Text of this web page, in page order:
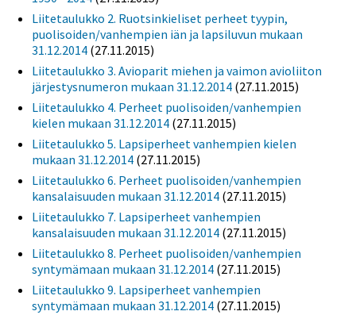
Liitetaulukko 2. Ruotsinkieliset perheet tyypin,
puolisoiden/vanhempien iän ja lapsiluvun mukaan
31.12.2014 (27.11.2015)
Liitetaulukko 3. Avioparit miehen ja vaimon avioliiton
järjestysnumeron mukaan 31.12.2014 (27.11.2015)
Liitetaulukko 4. Perheet puolisoiden/vanhempien
kielen mukaan 31.12.2014 (27.11.2015)
Liitetaulukko 5. Lapsiperheet vanhempien kielen
mukaan 31.12.2014 (27.11.2015)
Liitetaulukko 6. Perheet puolisoiden/vanhempien
kansalaisuuden mukaan 31.12.2014 (27.11.2015)
Liitetaulukko 7. Lapsiperheet vanhempien
kansalaisuuden mukaan 31.12.2014 (27.11.2015)
Liitetaulukko 8. Perheet puolisoiden/vanhempien
syntymämaan mukaan 31.12.2014 (27.11.2015)
Liitetaulukko 9. Lapsiperheet vanhempien
syntymämaan mukaan 31.12.2014 (27.11.2015)